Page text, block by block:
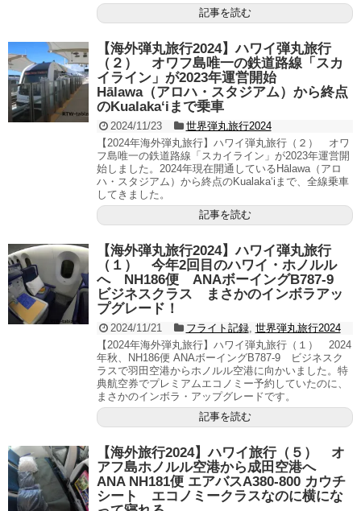
記事を読む
【海外弾丸旅行2024】ハワイ弾丸旅行
（２） オワフ島唯一の鉄道路線「スカ
イライン」が2023年運営開始
Hālawa（アロハ・スタジアム）から終点
のKualakaʻiまで乗車
2024/11/23
世界弾丸旅行2024
【2024年海外弾丸旅行】ハワイ弾丸旅行（２） オワ
フ島唯一の鉄道路線「スカイライン」が2023年運営開
始しました。2024年現在開通しているHālawa（アロ
ハ・スタジアム）から終点のKualakaʻiまで、全線乗車
してきました。
記事を読む
【海外弾丸旅行2024】ハワイ弾丸旅行
（１） 今年2回目のハワイ・ホノルル
へ NH186便 ANAボーイングB787-9
ビジネスクラス まさかのインボラアッ
プグレード！
2024/11/21 フライト記録, 世界弾丸旅行2024
【2024年海外弾丸旅行】ハワイ弾丸旅行（１） 2024
年秋、NH186便 ANAボーイングB787-9 ビジネスク
ラスで羽田空港からホノルル空港に向かいました。特
典航空券でプレミアムエコノミー予約していたのに、
まさかのインボラ・アップグレードです。
記事を読む
【海外旅行2024】ハワイ旅行（５） オ
アフ島ホノルル空港から成田空港へ
ANA NH181便 エアバスA380-800 カウチ
シート エコノミークラスなのに横にな